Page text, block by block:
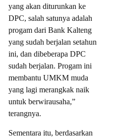
yang akan diturunkan ke
DPC, salah satunya adalah
progam dari Bank Kalteng
yang sudah berjalan setahun
ini, dan dibeberapa DPC
sudah berjalan. Progam ini
membantu UMKM muda
yang lagi merangkak naik
untuk berwirausaha,”
terangnya.
Sementara itu, berdasarkan